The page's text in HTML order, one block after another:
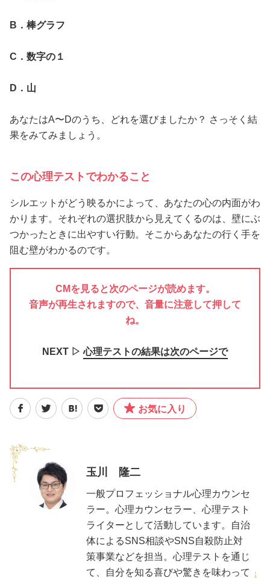
B．棒グラフ
C．数字の１
D．山
あなたはA〜Dのうち、どれを選びましたか？ さっそく結
果をみてみましょう。
この心理テストでわかること
シルエットがどう映るかによって、あなたの心の内面がわ
かります。それぞれの選択肢から見えてくるのは、壁にぶ
つかったときに出やすい行動。そこからあなたの行く手を
阻む壁がわかるのです。
CMを見ると次のページが読めます。
音声が再生されますので、音量に注意して押して
ね。
NEXT ▷心理テストの結果は次のページで
お気に入り
玉川 隆二
一般プロフェッショナル心理カウンセ
ラー。心理カウンセラー、心理テスト
ライターとして活動しています。自治
体によるSNS相談やSNS自殺防止対
策事業などを担当。心理テストを通じ
て、自分を知る喜びや驚きを味わって